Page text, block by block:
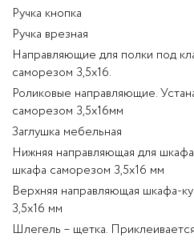
Ручка кнопка
Ручка врезная
Направляющие для полки под
саморезом 3,5х16.
Роликовые направляющие.
саморезом 3,5х16мм
Заглушка мебельная
Нижняя направляющая для
шкафа саморезом 3,5х16 мм
Верхняя направляющая шкафа-
3,5х16 мм
Шлегель – щетка.